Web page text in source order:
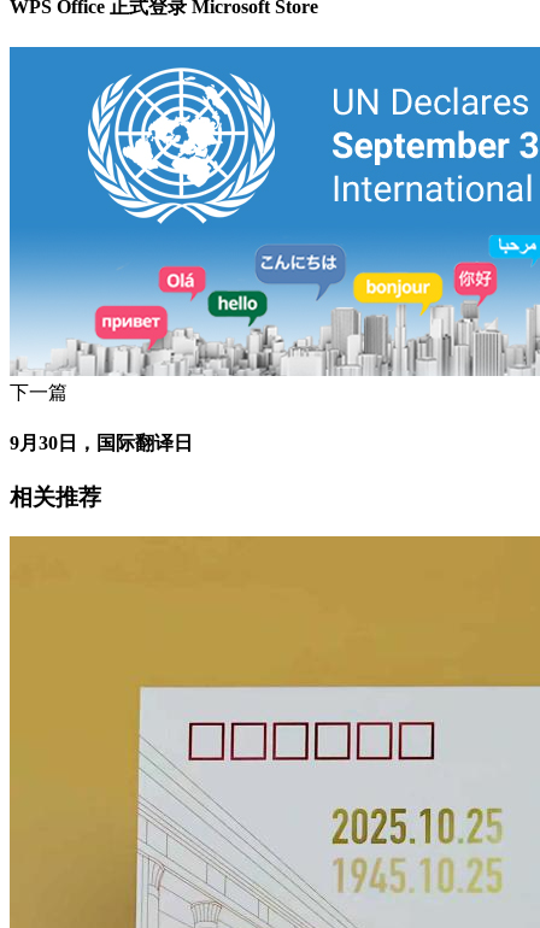
WPS Office 正式登录 Microsoft Store
下一篇
9月30日，国际翻译日
相关推荐